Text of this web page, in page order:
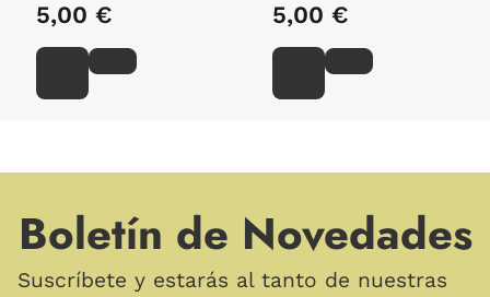
5,00 € 5,00 €
Boletín de Novedades
Suscríbete y estarás al tanto de nuestras